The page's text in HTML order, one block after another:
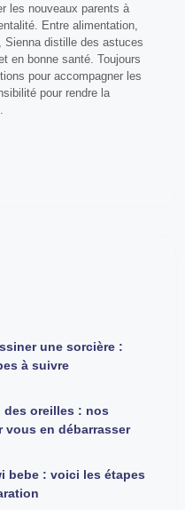
les nouveaux parents à
Entre alimentation,
Sienna distille des astuces
en bonne santé. Toujours
pour accompagner les
pour rendre la
une sorcière :
à suivre
des oreilles : nos
vous en débarrasser
bebe : voici les étapes